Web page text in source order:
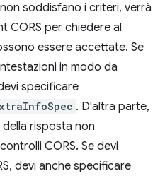
soddisfano i criteri, verrà
CORS per chiedere al
essere accettate. Se
in modo da
specificare
. D'altra parte,
risposta non
CORS. Se devi
devi anche specificare